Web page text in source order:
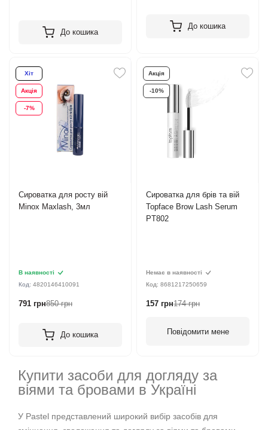
До кошика
До кошика
Хіт
Акція
-7%
Сироватка для росту вій
Minox Maxlash, 3мл
В наявності
Код: 4820146410091
791 грн850 грн
До кошика
Акція
-10%
Сироватка для брів та вій
Topface Brow Lash Serum
PT802
Немає в наявності
Код:8681217250659
157 грн174 грн
Повідомити мене
Купити засоби для догляду за
віями та бровами в Україні
У Pastel представлений широкий вибір засобів для